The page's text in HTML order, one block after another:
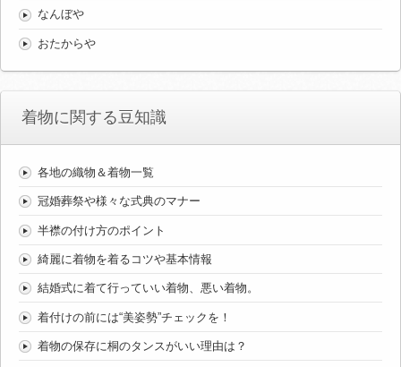
なんぼや
おたからや
着物に関する豆知識
各地の織物＆着物一覧
冠婚葬祭や様々な式典のマナー
半襟の付け方のポイント
綺麗に着物を着るコツや基本情報
結婚式に着て行っていい着物、悪い着物。
着付けの前には“美姿勢”チェックを！
着物の保存に桐のタンスがいい理由は？